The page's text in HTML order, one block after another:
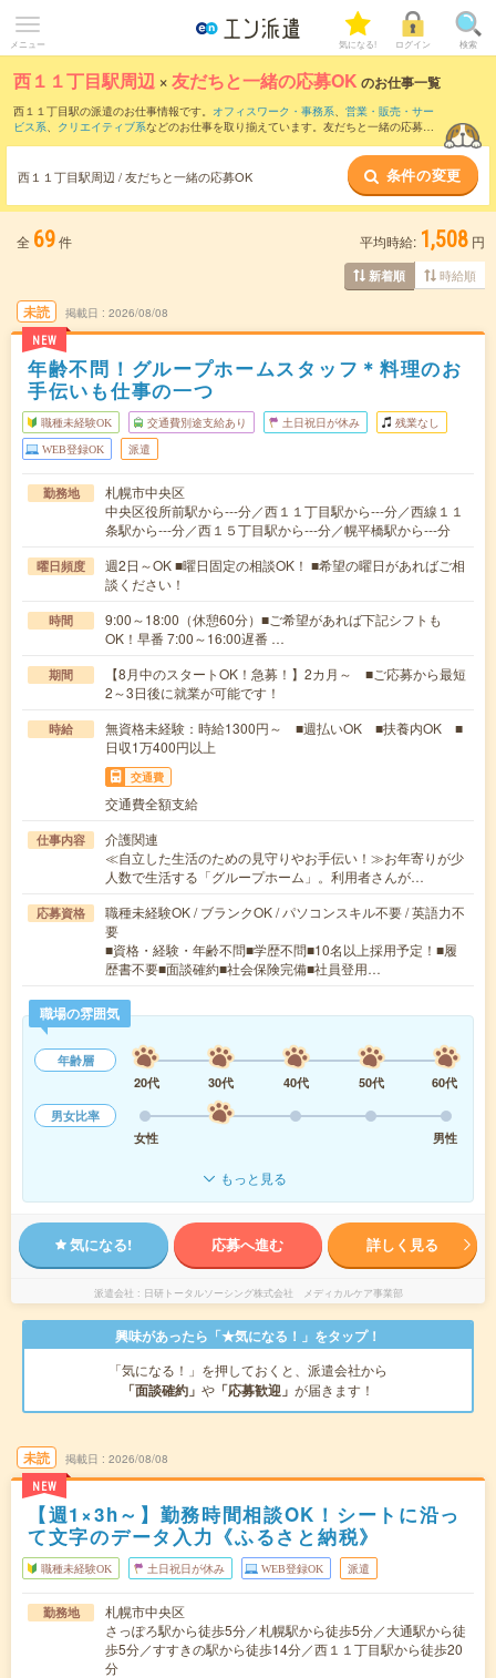
メニュー 気になる! ログイン 検索
西１１丁目駅周辺 ×友だちと一緒の応募OK のお仕事一覧
西１１丁目駅の派遣のお仕事情報です。 オフィスワーク・事務系、 営業・販売・サー
ビス系、 クリエイティブ系などのお仕事を取り揃えています。友だちと一緒の応募OK
西１１丁目駅周辺 / 友だちと一緒の応募OK 条件の変更
全 69件 平均時給: 1,508 円
新着順 時給順
未読
NEW
掲載日 2026/08/08
年齢不問！グループホームスタッフ＊料理のお
手伝いも仕事の一つ
職種未経験OK 交通費別途支給あり 土日祝日が休み 残業なし
WEB登録OK 派遣
勤務地
札幌市中央区
中央区役所前駅から---分／西１１丁目駅から---分／西線１１
条駅から---分／西１５丁目駅から---分／幌平橋駅から---分
曜日頻度
週2日～OK ■曜日固定の相談OK！ ■希望の曜日があればご相
談ください！
時間
9:00～18:00（休憩60分）■ご希望があれば下記シフトも
OK！早番 7:00～16:00遅番 …
期間
【8月中のスタートOK！急募！】2カ月～ ■ご応募から最短
2～3日後に就業が可能です！
時給
無資格未経験：時給1300円～ ■週払いOK ■扶養内OK ■
日収1万400円以上
交通費
交通費全額支給
仕事内容
介護関連
≪自立した生活のための見守りやお手伝い！≫お年寄りが少
人数で生活する「グループホーム」。利用者さんが…
応募資格
職種未経験OK / ブランクOK / パソコンスキル不要 / 英語力不
要
■資格・経験・年齢不問■学歴不問■10名以上採用予定！■履
歴書不要■面談確約■社会保険完備■社員登用…
職場の雰囲気
年齢層
20代
30代 40代 50代
60代
男女比率
女性
男性
もっと見る
気になる! 応募へ進む 詳しく見る
派遣会社 日研トータルソーシング株式会社 メディカルケア事業部
興味があったら「★気になる！」をタップ！
「気になる！」を押しておくと、派遣会社から
「面談確約」 や 「応募歓迎」 が届きます！
未読
NEW
掲載日 2026/08/08
【週1×3h～】勤務時間相談OK！シートに沿っ
て文字のデータ入力《ふるさと納税》
職種未経験OK 土日祝日が休み WEB登録OK 派遣
勤務地
札幌市中央区
さっぽろ駅から徒歩5分／札幌駅から徒歩5分／大通駅から徒
歩5分／すすきの駅から徒歩14分／西１１丁目駅から徒歩20
分